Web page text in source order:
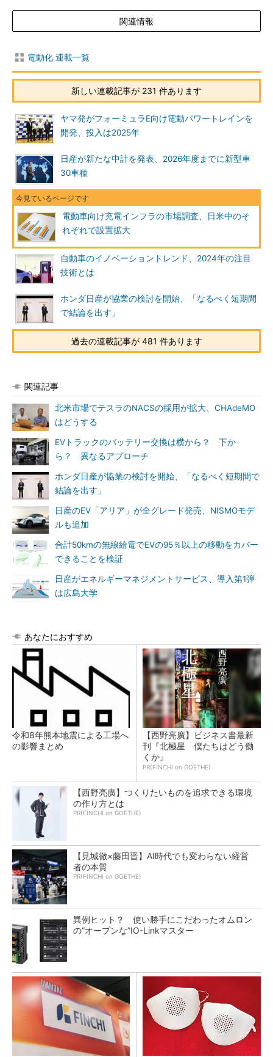
関連情報
電動化 連載一覧
新しい連載記事が 231 件あります
ヤマ発がフォーミュラE向け電動パワートレインを
開発、投入は2025年
日産が新たな中計を発表、2026年度までに新型車
30車種
電動車向け充電インフラの市場調査、日米中のそ
れぞれで設置拡大
自動車のイノベーショントレンド、2024年の注目
技術とは
ホンダ日産が協業の検討を開始、「なるべく短期間
で結論を出す」
過去の連載記事が 481 件あります
関連記事
北米市場でテスラのNACSの採用が拡大、CHAdeMO
はどうする
EVトラックのバッテリー交換は横から？ 下か
ら？ 異なるアプローチ
ホンダ日産が協業の検討を開始、「なるべく短期間で
結論を出す」
日産のEV「アリア」が全グレード発売、NISMOモデ
ルも追加
合計50kmの無線給電でEVの95％以上の移動をカバー
できることを検証
日産がエネルギーマネジメントサービス、導入第1弾
は広島大学
あなたにおすすめ
令和8年熊本地震による工場へ
の影響まとめ
【西野亮廣】ビジネス書最新
刊『北極星 僕たちはどう働
くか』
PR(FINCHI on GOETHE)
【西野亮廣】つくりたいものを追求できる環境
の作り方とは
PR(FINCHI on GOETHE)
【見城徹×藤田晋】AI時代でも変わらない経営
者の本質
PR(FINCHI on GOETHE)
異例ヒット？ 使い勝手にこだわったオムロン
の“オープンな”IO-Linkマスター